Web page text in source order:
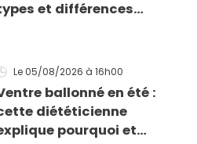
et différences
Le 05/08/2026 à 16h00
ballonné en été :
diététicienne
pourquoi et